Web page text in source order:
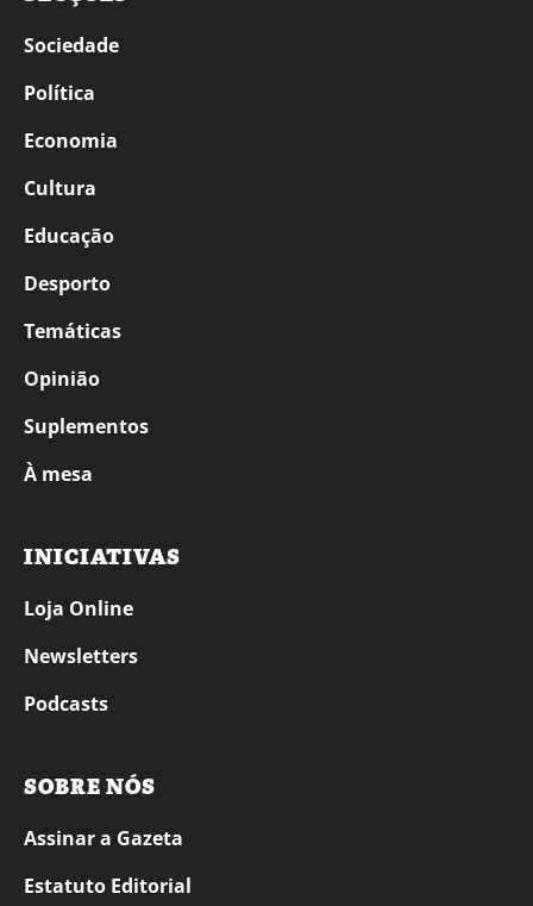
Sociedade
Política
Economia
Cultura
Educação
Desporto
Temáticas
Opinião
Suplementos
À mesa
INICIATIVAS
Loja Online
Newsletters
Podcasts
SOBRE NÓS
Assinar a Gazeta
Estatuto Editorial